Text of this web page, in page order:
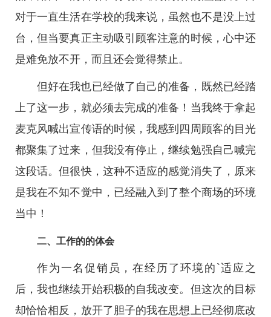
对于一直生活在学校的我来说，虽然也不是没上过
台，但当要真正主动吸引顾客注意的时候，心中还
是难免放不开，而且还会觉得禁止。
但好在我也已经做了自己的准备，既然已经踏
上了这一步，就必须去完成的准备！当我终于拿起
麦克风喊出宣传语的时候，我感到四周顾客的目光
都聚集了过来，但我没有停止，继续勉强自己喊完
这段话。但很快，这种不适应的感觉消失了，原来
是我在不知不觉中，已经融入到了整个商场的环境
当中！
二、工作的的体会
作为一名促销员，在经历了环境的`适应之
后，我也继续开始积极的自我改变。但这次的目标
却恰恰相反，放开了胆子的我在思想上已经彻底改